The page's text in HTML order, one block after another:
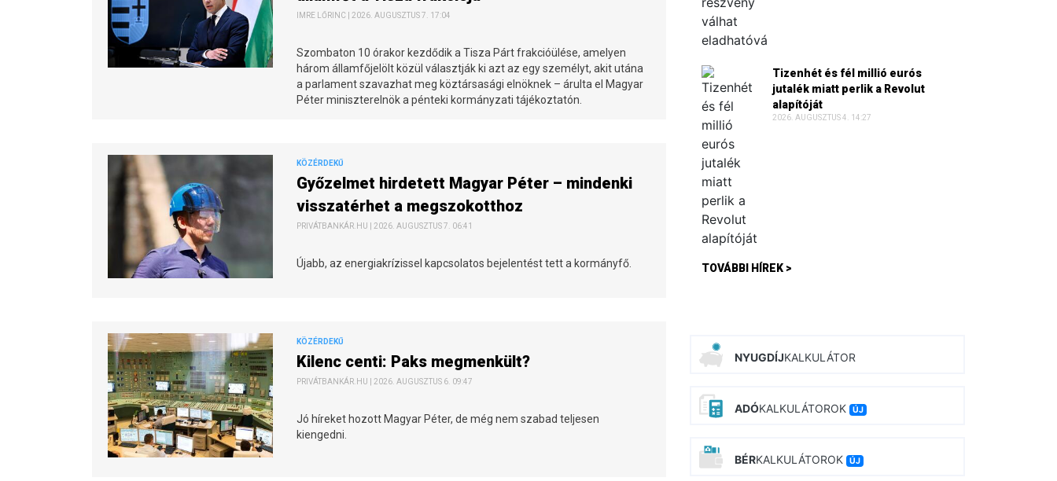
IMRE LŐRINC | 2026. AUGUSZTUS 7. 17:04
Szombaton 10 órakor kezdődik a Tisza Párt frakcióülése, amelyen
három államfőjelölt közül választják ki azt az egy személyt, akit utána
a parlament szavazhat meg köztársasági elnöknek – árulta el Magyar
Péter miniszterelnök a pénteki kormányzati tájékoztatón.
KÖZÉRDEKŰ
Győzelmet hirdetett Magyar Péter – mindenki
visszatérhet a megszokotthoz
PRIVÁTBANKÁR.HU | 2026. AUGUSZTUS 7. 06:41
Újabb, az energiakrízissel kapcsolatos bejelentést tett a kormányfő.
KÖZÉRDEKŰ
Kilenc centi: Paks megmenkült?
PRIVÁTBANKÁR.HU | 2026. AUGUSZTUS 6. 09:47
Jó híreket hozott Magyar Péter, de még nem szabad teljesen
kiengedni.
Tizenhét és fél millió eurós
jutalék miatt perlik a Revolut
alapítóját
2026. AUGUSZTUS 4. 14:27
TOVÁBBI HÍREK >
NYUGDÍJKALKULÁTOR
ADÓKALKULÁTOROK ÚJ
BÉRKALKULÁTOROK ÚJ